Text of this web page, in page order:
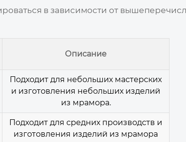
в зависимости от
Описание
Подходит для небольших мастерских
и изготовления небольших изделий
из мрамора.
Подходит для средних производств и
изготовления изделий из мрамора